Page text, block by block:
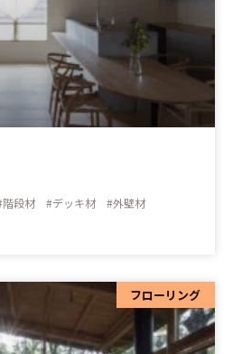
段材 #デッキ材 #外壁材
フローリング